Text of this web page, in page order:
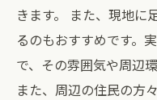
きます。 また、現地に
るのもおすすめです。
で、その雰囲気や周辺
また、周辺の住民の方